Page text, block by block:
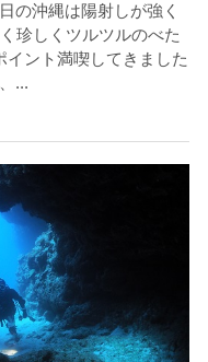
の沖縄は陽射しが強く
珍しくツルツルのべた
イント満喫してきました
...